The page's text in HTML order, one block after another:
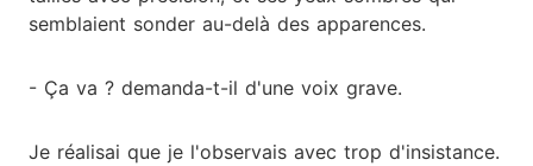
semblaient sonder au-delà des apparences.
- Ça va ? demanda-t-il d'une voix grave.
Je réalisai que je l'observais avec trop d'insistance.